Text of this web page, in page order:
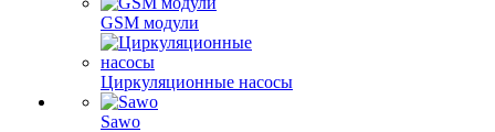
GSM модули
Циркуляционные насосы
Sawo